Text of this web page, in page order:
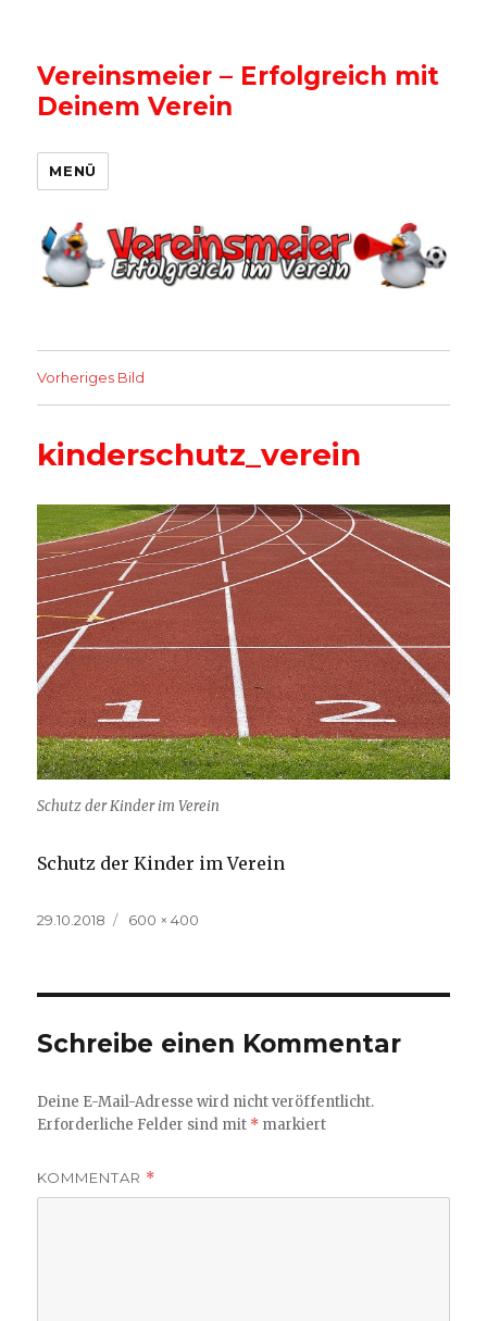
Vereinsmeier – Erfolgreich mit
Deinem Verein
MENÜ
Vorheriges Bild
kinderschutz_verein
Schutz der Kinder im Verein
Schutz der Kinder im Verein
Veröffentlicht
29.10.2018
Volle
600 × 400
Schreibe einen Kommentar
Deine E-Mail-Adresse wird nicht veröffentlicht.
Erforderliche Felder sind mit * markiert
KOMMENTAR *